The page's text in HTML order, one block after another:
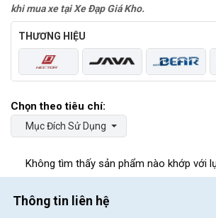
khi mua xe tại Xe Đạp Giá Kho.
THƯƠNG HIỆU
Mục Đích Sử Dụng
Không tìm thấy sản phẩm nào khớp với
Thông tin liên hệ